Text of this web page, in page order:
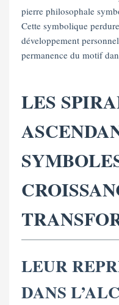
pierre philosophale
Cette symbolique
développement
permanence du motif
LES
LEUR
DANS